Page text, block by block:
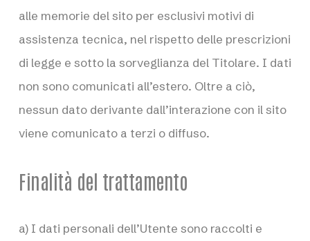
alle memorie del sito per esclusivi motivi di
assistenza tecnica, nel rispetto delle prescrizioni
di legge e sotto la sorveglianza del Titolare. I dati
non sono comunicati all’estero. Oltre a ciò,
nessun dato derivante dall’interazione con il sito
viene comunicato a terzi o diffuso.
Finalità del trattamento
a) I dati personali dell’Utente sono raccolti e